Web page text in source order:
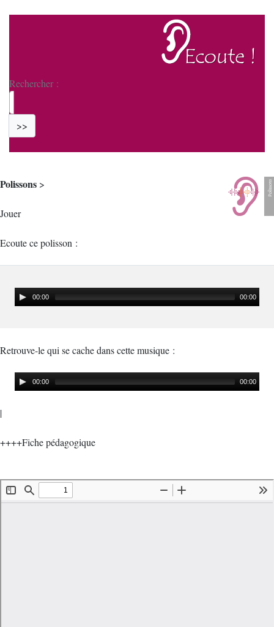
Rechercher :
>>
Polissons >
Jouer
Ecoute ce polisson :
00:00 00:00
Retrouve-le qui se cache dans cette musique :
00:00 00:00
|
++++Fiche pédagogique